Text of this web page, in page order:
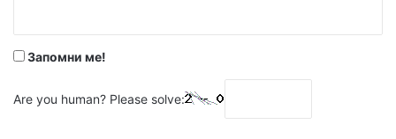
Запомни ме!
Are you human? Please solve: